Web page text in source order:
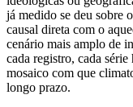
já medido se deu sobre
causal direta com o
cenário mais amplo de
cada registro, cada
mosaico com que
longo prazo.